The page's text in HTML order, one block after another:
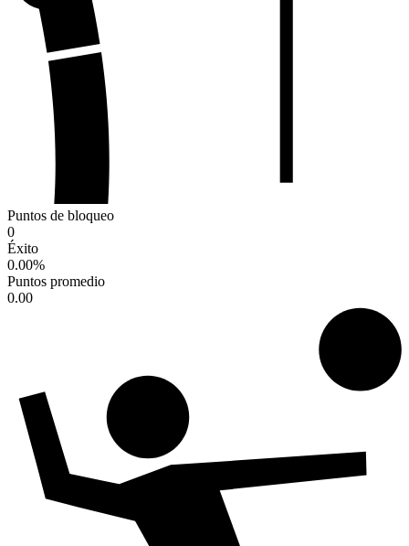
Puntos de bloqueo
0
Éxito
0.00%
Puntos promedio
0.00